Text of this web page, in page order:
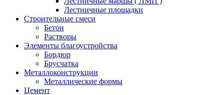
Лестничные площадки
Строительные смеси
Бетон
Растворы
Элементы благоустройства
Бордюр
Брусчатка
Металлоконструкции
Металлические формы
Цемент